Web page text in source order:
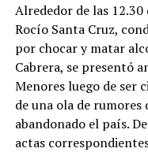
Alrededor de las 12.30
Rocío Santa Cruz,
por chocar y matar
Cabrera, se presentó
Menores luego de ser
de una ola de rumores
abandonado el país.
actas